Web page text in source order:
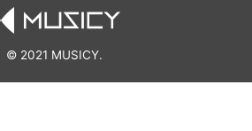
© 2021 MUSICY.